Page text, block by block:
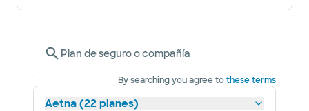
Plan de seguro o compañía
By searching you agree tothese terms
Aetna (22 planes)